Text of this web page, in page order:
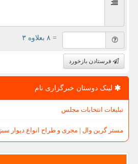
= ۸ بعلاوه ۳
فرستادن بازخورد
لینک دوستان خبرگزاری نام
تبلیغات انتخابات مجلس
مستر گرین وال | مجری و طراح انواع دیوار سبز